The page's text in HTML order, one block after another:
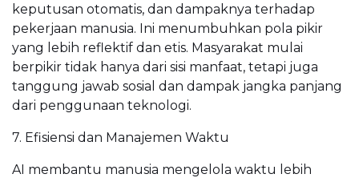
keputusan otomatis, dan dampaknya terhadap
pekerjaan manusia. Ini menumbuhkan pola pikir
yang lebih reflektif dan etis. Masyarakat mulai
berpikir tidak hanya dari sisi manfaat, tetapi juga
tanggung jawab sosial dan dampak jangka panjang
dari penggunaan teknologi.
7. Efisiensi dan Manajemen Waktu
AI membantu manusia mengelola waktu lebih